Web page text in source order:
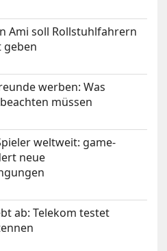
Ami soll Rollstuhlfahrern
geben
werben: Was
müssen
weltweit: game-
neue
ab: Telekom testet